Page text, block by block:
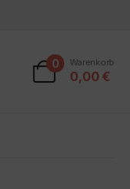
0 Warenkorb
0,00 €